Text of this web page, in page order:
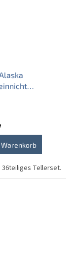
Warenkorb
Tellerset.